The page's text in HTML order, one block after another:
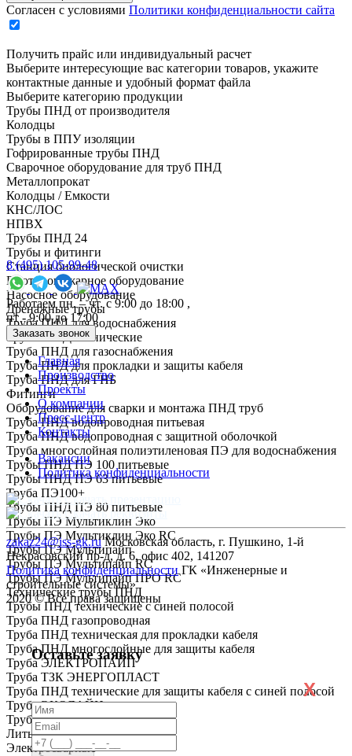
Согласен с условиями Политики конфиденциальности сайта
Получить прайс или индивидуальный расчет
Выберите интересующие вас категории товаров, укажите
контактные данные и удобный формат файла
Выберите категорию продукции
Трубы ПНД от производителя
Колодцы
Трубы в ППУ изоляции
Гофрированные трубы ПНД
Сварочное оборудование для труб ПНД
Металлопрокат
Колодцы / Емкости
КНС/ЛОС
НПВХ
Трубы ПНД 24
Трубы и фитинги
Cтанция биологической очистки
Противопожарное оборудование
Насосное оборудование
Дренажные трубы
Труба ПНД для водоснабжения
Трубы ПНД технические
Труба ПНД для газоснабжения
Труба ПНД для прокладки и защиты кабеля
Труба ПНД для ГНБ
Фитинги
Оборудование для сварки и монтажа ПНД труб
Труба ПНД водопроводная питьевая
Труба ПНД водопроводная с защитной оболочкой
Труба многослойная полиэтиленовая ПЭ для водоснабжения
Трубы ПНД ПЭ 100 питьевые
Трубы ПНД ПЭ 63 питьевые
Труба ПЭ100+
Трубы ПНД ПЭ 80 питьевые
Трубы ПЭ Мультиклин Эко
Трубы ПЭ Мультиклин Эко RC
Трубы ПЭ Мультипайп
Трубы ПЭ Мультипайп RC
Трубы ПЭ Мультипайп ПРО RC
Технические трубы ПНД
Трубы ПНД технические с синей полосой
Труба ПНД газопроводная
Труба ПНД техническая для прокладки кабеля
Труба ПНД многослойные для защиты кабеля
Труба ЭЛЕКТРОПАЙП
Труба ТЗК ЭНЕРГОПЛАСТ
Труба ПНД технические для защиты кабеля с синей полосой
Труба ЭКОЛАЙН
Труба ГОСТ Р МЭК
Литые
Электросварные
8 (495) 105-99-48
Работаем пн. – чт. с 9:00 до 18:00 ,
пт - 9:00 до 17:00
Заказать звонок
Главная
Производство
Проекты
О компании
Пресс-центр
Контакты
Вакансии
Политика конфиденциальности
Скачать презентацию
Скачать реквизиты
zakaz24@iss-gk.ru Московская область, г. Пушкино, 1-й
Некрасовский пр-д, д. 6, офис 402, 141207
Политика конфиденциальности ГК «Инженерные и
строительные системы»
2020 © Все права защищены
Оставьте заявку
X